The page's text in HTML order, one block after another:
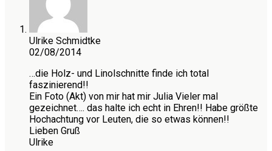
Ulrike Schmidtke
02/08/2014
…die Holz- und Linolschnitte finde ich total
faszinierend!!
Ein Foto (Akt) von mir hat mir Julia Vieler mal
gezeichnet…. das halte ich echt in Ehren!! Habe größte
Hochachtung vor Leuten, die so etwas können!!
Lieben Gruß
Ulrike